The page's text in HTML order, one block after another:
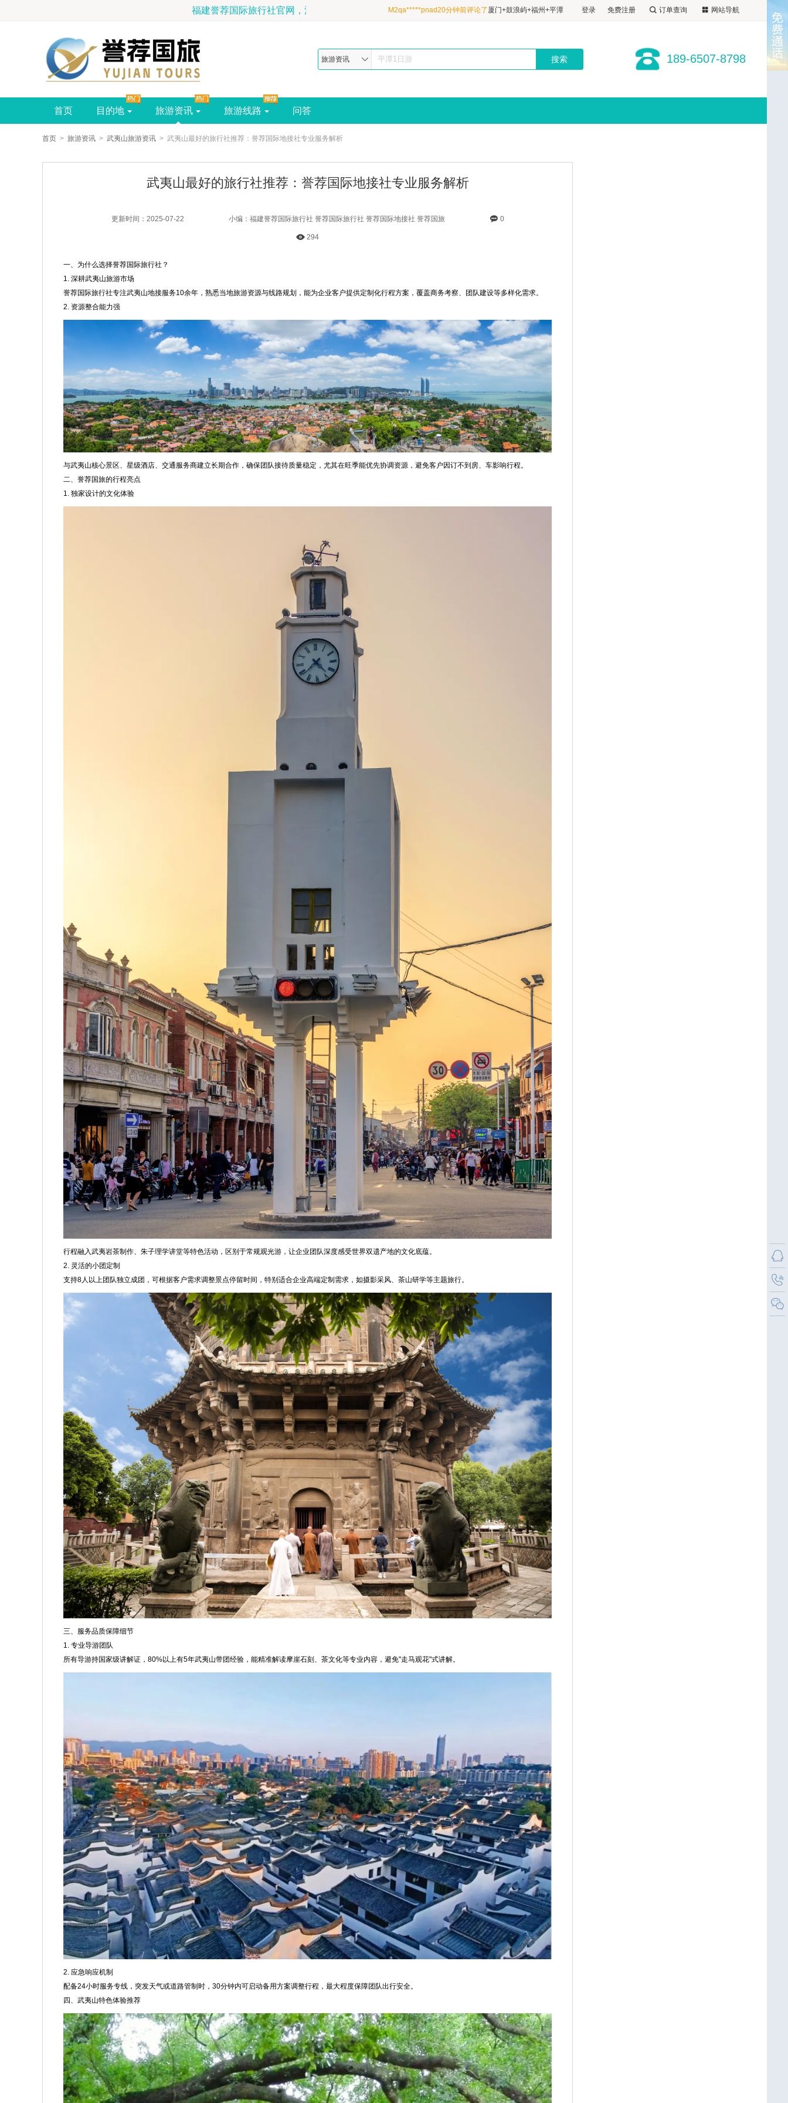
福建誉荐国际旅行社官网，深耕福建旅游20年，地理杂志推荐最佳福建旅行社-预订电话:189-6507-8798
登录 免费注册 订单查询 网站导航
M2qa*****pnad2小时前评论了厦门+鼓浪屿+福州+平潭
酒店&宝藏鼓浪屿+吉尼斯炮台+平潭北部湾|厦进福出
县4日3晚跟团游·清新双海岛&性价比甄选&1晚福州自选
酒店&宝藏鼓浪屿+吉尼斯炮台+平潭北部湾|厦进福出
M2qa*****pnad20分钟前评论了厦门+鼓浪屿+福州+平潭
县4日3晚跟团游·清新双海岛&性价比甄选&1晚福州自选
旅游资讯 189-6507-8798
首页 目的地 旅游资讯 旅游线路 问答
首页 > 旅游资讯 > 武夷山旅游资讯 > 武夷山最好的旅行社推荐：誉荐国际地接社专业服务解析
武夷山最好的旅行社推荐：誉荐国际地接社专业服务解析
更新时间：2025-07-22 小编：福建誉荐国际旅行社 誉荐国际旅行社 誉荐国际地接社 誉荐国旅 0
294
一、为什么选择誉荐国际旅行社？
1. 深耕武夷山旅游市场
誉荐国际旅行社专注武夷山地接服务10余年，熟悉当地旅游资源与线路规划，能为企业客户提供定制化行程方案，覆盖商务考察、团队建设等多样化需求。
2. 资源整合能力强
与武夷山核心景区、星级酒店、交通服务商建立长期合作，确保团队接待质量稳定，尤其在旺季能优先协调资源，避免客户因订不到房、车影响行程。
二、誉荐国旅的行程亮点
1. 独家设计的文化体验
行程融入武夷岩茶制作、朱子理学讲堂等特色活动，区别于常规观光游，让企业团队深度感受世界双遗产地的文化底蕴。
2. 灵活的小团定制
支持8人以上团队独立成团，可根据客户需求调整景点停留时间，特别适合企业高端定制需求，如摄影采风、茶山研学等主题旅行。
三、服务品质保障细节
1. 专业导游团队
所有导游持国家级讲解证，80%以上有5年武夷山带团经验，能精准解读摩崖石刻、茶文化等专业内容，避免"走马观花"式讲解。
2. 应急响应机制
配备24小时服务专线，突发天气或道路管制时，30分钟内可启动备用方案调整行程，最大程度保障团队出行安全。
四、武夷山特色体验推荐